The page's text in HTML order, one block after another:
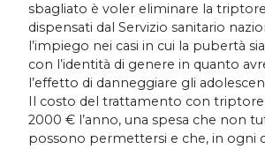
sbagliato è voler eliminare la
dispensati dal Servizio sanitario
l’impiego nei casi in cui la pubertà
con l’identità di genere in quanto
l’effetto di danneggiare gli
Il costo del trattamento con
2000 € l’anno, una spesa che non
possono permettersi e che, in ogni